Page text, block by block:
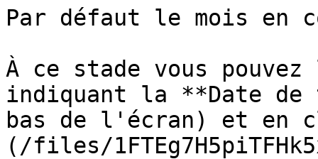
Par défaut le mois en
À ce stade vous
indiquant la **Date
bas de l'écran) et en
(/files/